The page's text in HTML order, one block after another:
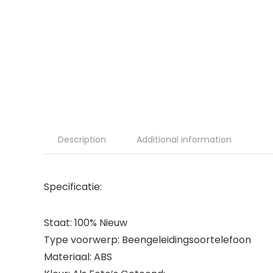
Description Additional information
Specificatie:
Staat: 100% Nieuw
Type voorwerp: Beengeleidingsoortelefoon
Materiaal: ABS